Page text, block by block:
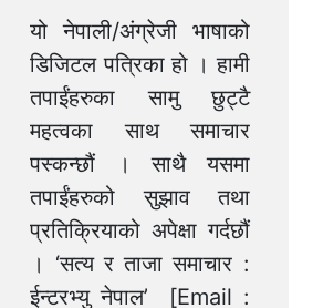
यो नेपाली/अंग्रेजी भाषाको
डिजिटल पत्रिका हो । हामी
तपाईंहरुका सामु छुट्टै
महत्वका साथ समाचार
पस्कन्छौं । साथै यसमा
तपाईंहरुको सुझाव तथा
प्रतिक्रियाको अपेक्षा गर्दछौं
। ‘सत्य र ताजा समाचार :
ईन्टरभ्यु नेपाल’ [Email :